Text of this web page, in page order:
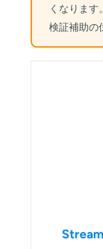
くなります
検証補助の